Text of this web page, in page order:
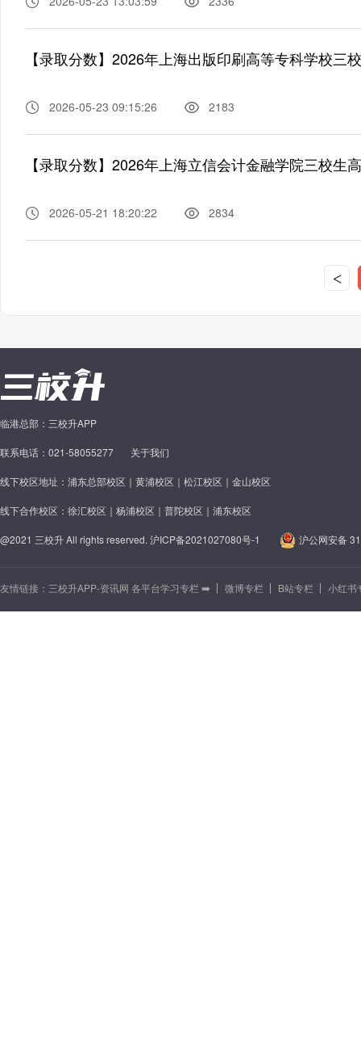
【录取分数】2026年上海出版印刷高等专科学校三
2026-05-23 09:15:26 2183
【录取分数】2026年上海立信会计金融学院三校生
2026-05-21 18:20:22 2834
<
临港总部：三校升APP
联系电话：021-58055277 关于我们
线下校区地址：浦东总部校区｜黄浦校区｜松江校区｜金山校区
线下合作校区：徐汇校区｜杨浦校区｜普陀校区｜浦东校区
@2021 三校升 All rights reserved. 沪ICP备2021027080号-1 沪公网安备
友情链接： 三校升APP-资讯网 各平台学习专栏 ➡️ 微博专栏 B站专栏 小红书